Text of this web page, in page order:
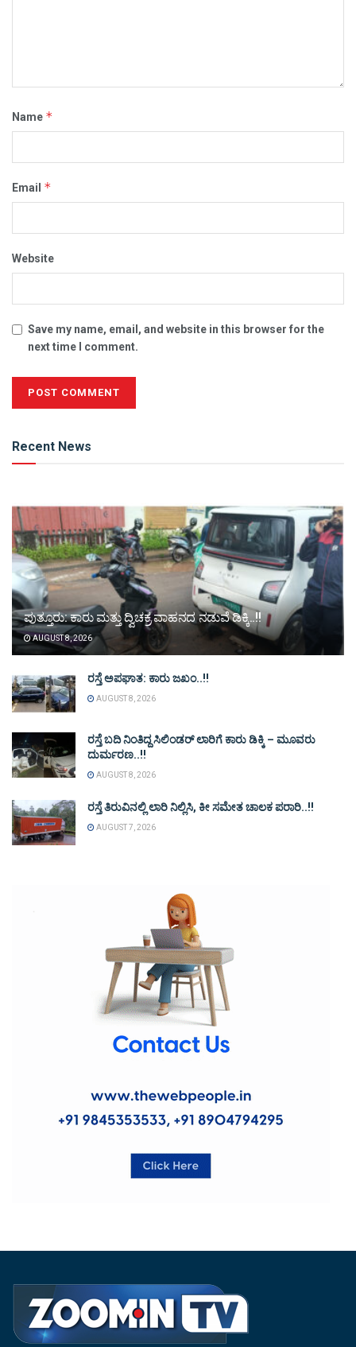
Name *
Email *
Website
Save my name, email, and website in this browser for the
next time I comment.
Recent News
ಪುತ್ತೂರು: ಕಾರು ಮತ್ತು ದ್ವಿಚಕ್ರ ವಾಹನದ ನಡುವೆ ಡಿಕ್ಕಿ..!!
AUGUST 8, 2026
ರಸ್ತೆ ಅಪಘಾತ: ಕಾರು ಜಖಂ..!!
AUGUST 8, 2026
ರಸ್ತೆ ಬದಿ ನಿಂತಿದ್ದ ಸಿಲಿಂಡರ್ ಲಾರಿಗೆ ಕಾರು ಡಿಕ್ಕಿ – ಮೂವರು
ದುರ್ಮರಣ..!!
AUGUST 8, 2026
ರಸ್ತೆ ತಿರುವಿನಲ್ಲಿ ಲಾರಿ ನಿಲ್ಲಿಸಿ, ಕೀ ಸಮೇತ ಚಾಲಕ ಪರಾರಿ..!!
AUGUST 7, 2026